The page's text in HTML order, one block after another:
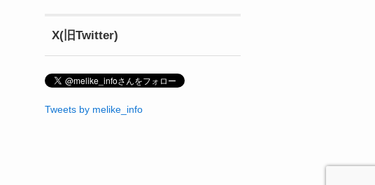
X(旧Twitter)
Tweets by melike_info